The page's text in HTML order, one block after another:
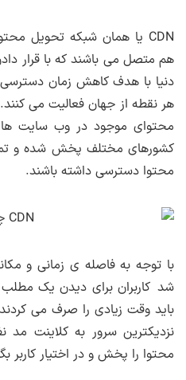
CDN یا همان شبکه تحویل محتوا مجموعه ای از
هم متصل می باشند که با قرار
دنیا با هدف کاهش زمان دسترسی
هر نقطه از جهان فعالیت می
محتوای موجود در وب سایت
کشورهای مختلف پخش شده و
محتوا دسترسی داشته باشند.
شد کاربران برای دیدن یک
نزدیکترین سرور به کلاینت
محتوا را پخش و در اختیار کاربر